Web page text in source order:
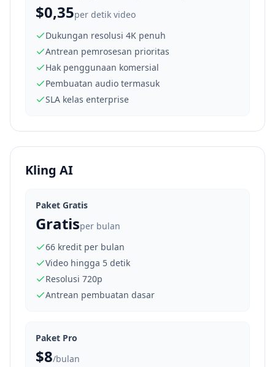
$0,35per detik video
Dukungan resolusi 4K penuh
Antrean pemrosesan prioritas
Hak penggunaan komersial
Pembuatan audio termasuk
SLA kelas enterprise
Kling AI
Paket Gratis
Gratisper bulan
66 kredit per bulan
Video hingga 5 detik
Resolusi 720p
Antrean pembuatan dasar
Paket Pro
$8/bulan